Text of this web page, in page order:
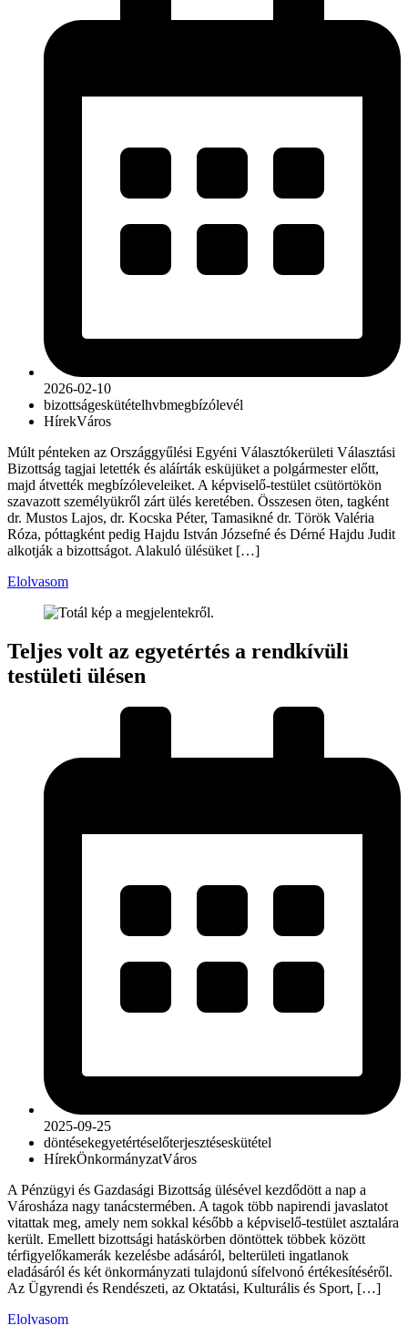
2026-02-10
bizottságeskütételhvbmegbízólevél
HírekVáros
Múlt pénteken az Országgyűlési Egyéni Választókerületi Választási
Bizottság tagjai letették és aláírták esküjüket a polgármester előtt,
majd átvették megbízóleveleiket. A képviselő-testület csütörtökön
szavazott személyükről zárt ülés keretében. Összesen öten, tagként
dr. Mustos Lajos, dr. Kocska Péter, Tamasikné dr. Török Valéria
Róza, póttagként pedig Hajdu István Józsefné és Dérné Hajdu Judit
alkotják a bizottságot. Alakuló ülésüket […]
Elolvasom
Teljes volt az egyetértés a rendkívüli
testületi ülésen
2025-09-25
döntésekegyetértéselőterjesztéseskütétel
HírekÖnkormányzatVáros
A Pénzügyi és Gazdasági Bizottság ülésével kezdődött a nap a
Városháza nagy tanácstermében. A tagok több napirendi javaslatot
vitattak meg, amely nem sokkal később a képviselő-testület asztalára
került. Emellett bizottsági hatáskörben döntöttek többek között
térfigyelőkamerák kezelésbe adásáról, belterületi ingatlanok
eladásáról és két önkormányzati tulajdonú sífelvonó értékesítéséről.
Az Ügyrendi és Rendészeti, az Oktatási, Kulturális és Sport, […]
Elolvasom